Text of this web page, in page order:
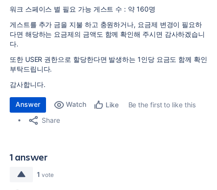
워크 스페이스 별 필요 가능 게스트 수 : 약 160명
게스트를 추가 금을 지불 하고 충원하거나, 요금제 변경이 필요하
다면 해당하는 요금제의 금액도 함께 확인해 주시면 감사하겠습니
다.
또한 USER 권한으로 할당한다면 발생하는 1인당 요금도 함께 확인
부탁드립니다.
감사합니다.
Answer Watch Like
Be the first to like this
Share
1 answer
1 vote